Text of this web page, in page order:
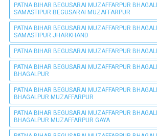
PATNA BIHAR BEGUSARAI MUZAFFARPUR
SAMASTIPUR BEGUSARAI MUZAFFARPUR
PATNA BIHAR BEGUSARAI MUZAFFARPUR
SAMASTIPUR JHARKHAND
PATNA BIHAR BEGUSARAI MUZAFFARPUR
PATNA BIHAR BEGUSARAI MUZAFFARPUR
BHAGALPUR
PATNA BIHAR BEGUSARAI MUZAFFARPUR
BHAGALPUR MUZAFFARPUR
PATNA BIHAR BEGUSARAI MUZAFFARPUR
BHAGALPUR MUZAFFARPUR GAYA